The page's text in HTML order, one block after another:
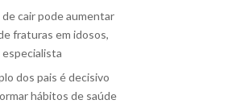
cair pode aumentar
fraturas em idosos,
dos pais é decisivo
hábitos de saúde